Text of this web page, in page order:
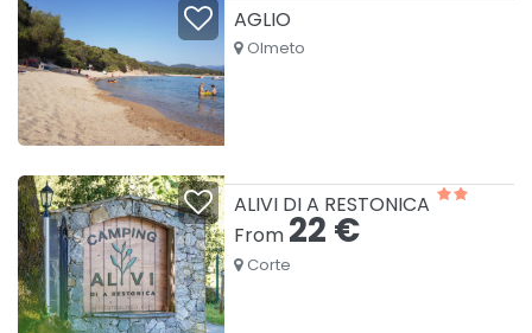
AGLIO
Olmeto
ALIVI DI A RESTONICA
From 22 €
Corte